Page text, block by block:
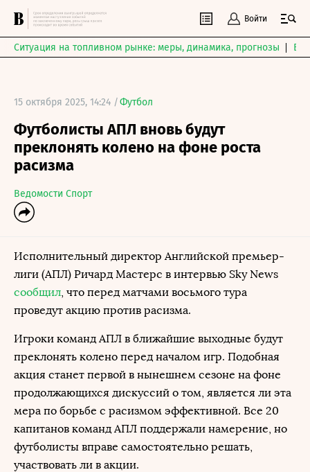
Войти
Ситуация на топливном рынке: меры, динамика, прогнозы
15 октября 2025, 14:24 /Футбол
Футболисты АПЛ вновь будут
преклонять колено на фоне роста
расизма
Ведомости Спорт
Исполнительный директор Английской премьер-
лиги (АПЛ) Ричард Мастерс в интервью Sky News
сообщил, что перед матчами восьмого тура
проведут акцию против расизма.
Игроки команд АПЛ в ближайшие выходные будут
преклонять колено перед началом игр. Подобная
акция станет первой в нынешнем сезоне на фоне
продолжающихся дискуссий о том, является ли эта
мера по борьбе с расизмом эффективной. Все 20
капитанов команд АПЛ поддержали намерение, но
футболисты вправе самостоятельно решать,
участвовать ли в акции.